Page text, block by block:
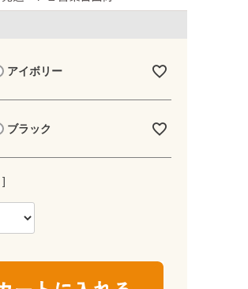
アイボリー
ブラック